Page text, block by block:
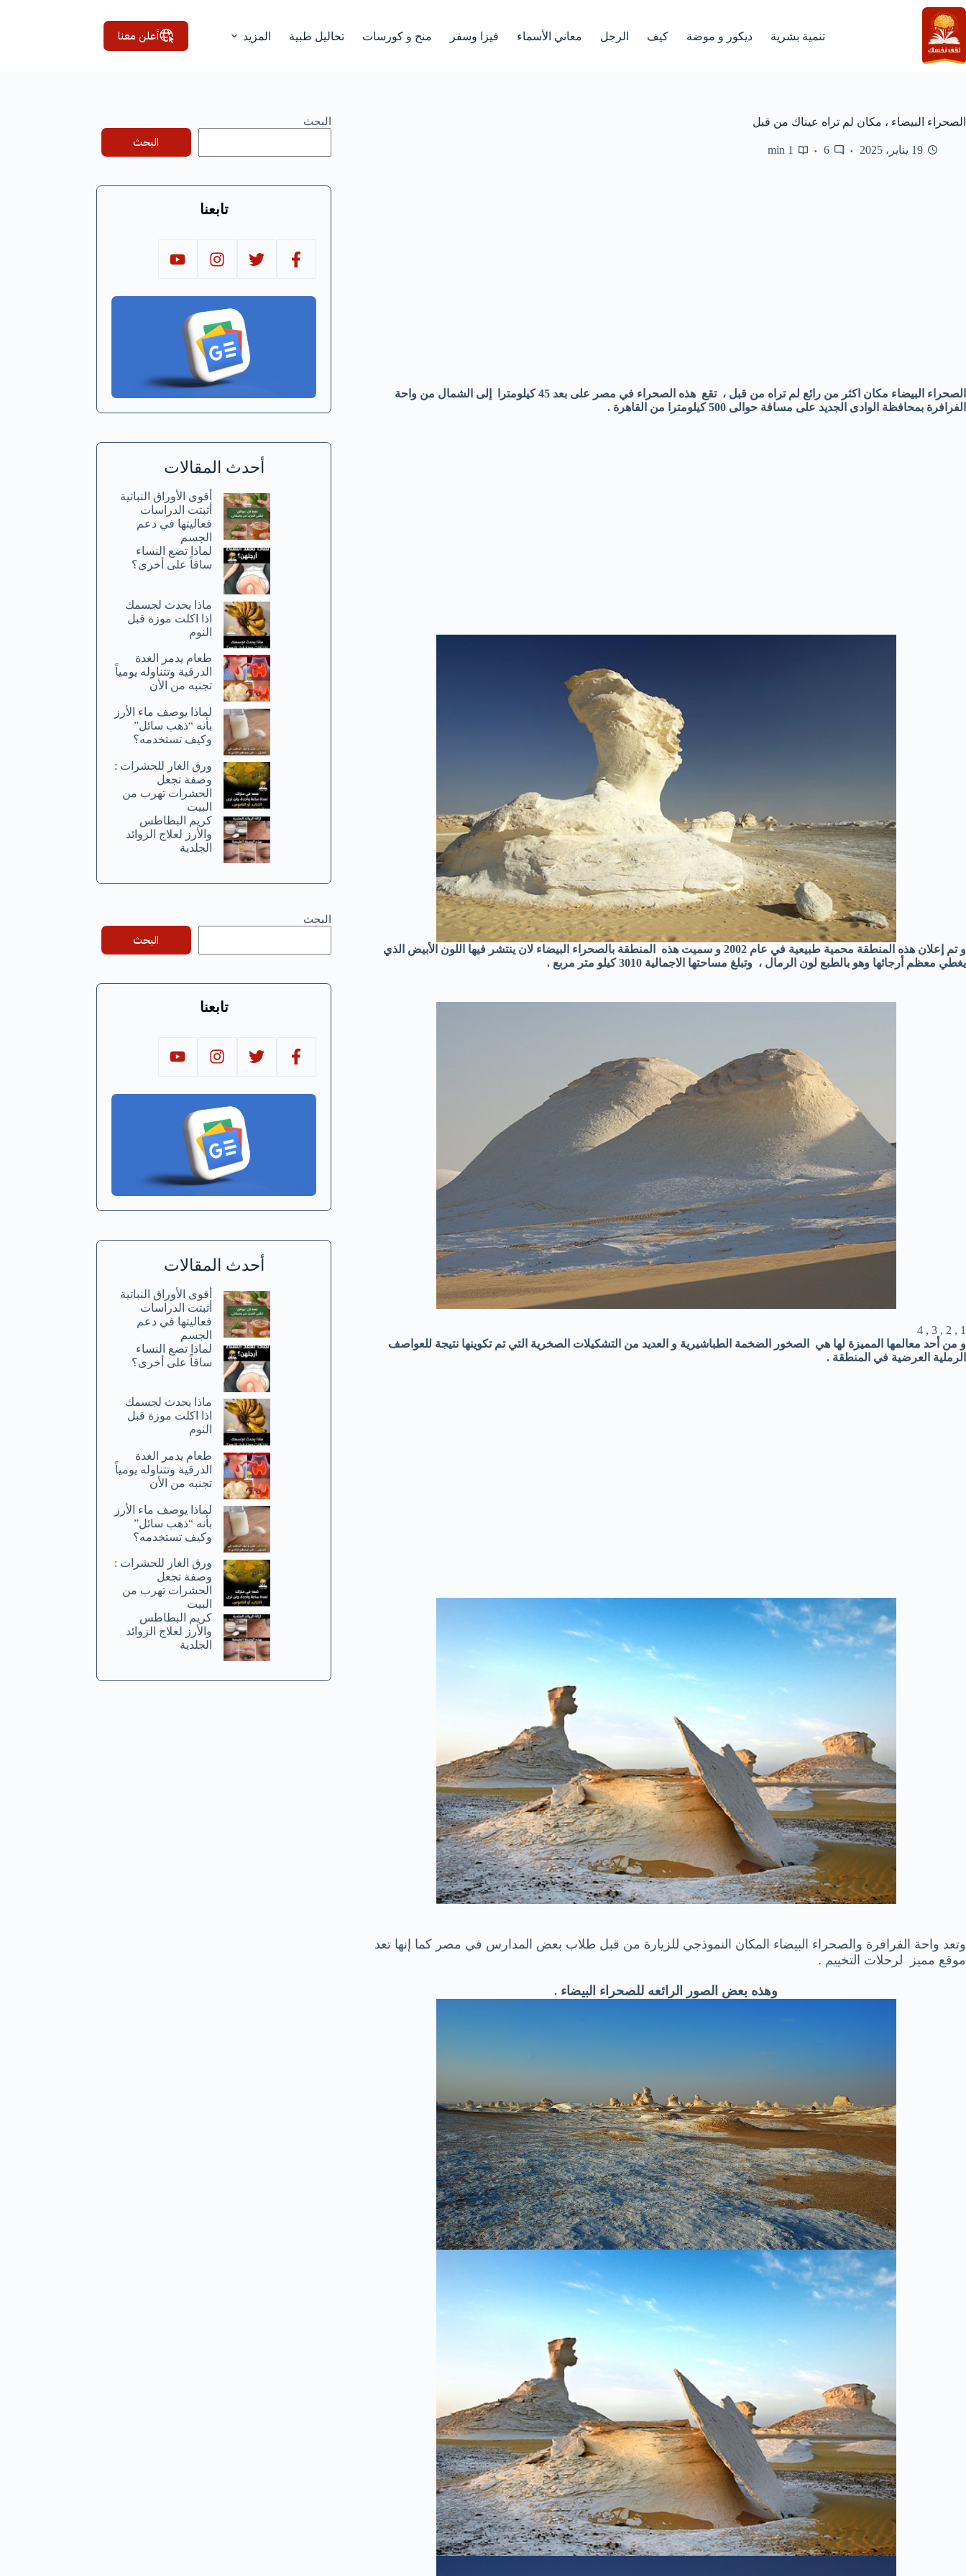
التجاوز
إلى
المحتوى
تنمية بشرية ديكور و موضة كيف الرجل معاني الأسماء فيزا وسفر منح و كورسات تحاليل طبية المزيد أعلن معنا
الصحراء البيضاء ، مكان لم تراه عيناك من قبل
19 يناير، 2025 6
1 min
الصحراء البيضاء مكان اكثر من رائع لم تراه من قبل ، تقع هذه الصحراء في مصر على بعد 45 كيلومترا إلى الشمال من واحة
الفرافرة بمحافظة الوادى الجديد على مسافة حوالى 500 كيلومترا من القاهرة .
و تم إعلان هذه المنطقة محمية طبيعية في عام 2002 و سميت هذه المنطقة بالصحراء البيضاء لان ينتشر فيها اللون الأبيض الذي
يغطي معظم أرجائها وهو بالطبع لون الرمال ، وتبلغ مساحتها الاجمالية 3010 كيلو متر مربع .
1 , 2 , 3 , 4
و من أحد معالمها المميزة لها هي الصخور الضخمة الطباشيرية و العديد من التشكيلات الصخرية التي تم تكوينها نتيجة للعواصف
الرملية العرضية في المنطقة .
وتعد واحة الفرافرة والصحراء البيضاء المكان النموذجي للزيارة من قبل طلاب بعض المدارس في مصر كما إنها تعد
موقع مميز لرحلات التخييم .
وهذه بعض الصور الرائعه للصحراء البيضاء .
البحث
البحث
تابعنا
أحدث المقالات
أقوى الأوراق النباتية
أثبتت الدراسات
فعاليتها في دعم
الجسم
لماذا تضع النساء
ساقاً على أخرى؟
ماذا يحدث لجسمك
اذا اكلت موزة قبل
النوم
طعام يدمر الغدة
الدرقية وتتناوله يومياً
تجنبه من الأن
لماذا يوصف ماء الأرز
بأنه “ذهب سائل”
وكيف تستخدمه؟
ورق الغار للحشرات :
وصفة تجعل
الحشرات تهرب من
البيت
كريم البطاطس
والأرز لعلاج الزوائد
الجلدية
البحث
البحث
تابعنا
أحدث المقالات
أقوى الأوراق النباتية
أثبتت الدراسات
فعاليتها في دعم
الجسم
لماذا تضع النساء
ساقاً على أخرى؟
ماذا يحدث لجسمك
اذا اكلت موزة قبل
النوم
طعام يدمر الغدة
الدرقية وتتناوله يومياً
تجنبه من الأن
لماذا يوصف ماء الأرز
بأنه “ذهب سائل”
وكيف تستخدمه؟
ورق الغار للحشرات :
وصفة تجعل
الحشرات تهرب من
البيت
كريم البطاطس
والأرز لعلاج الزوائد
الجلدية